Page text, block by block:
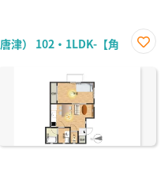
津） 102・1LDK-【角
に入